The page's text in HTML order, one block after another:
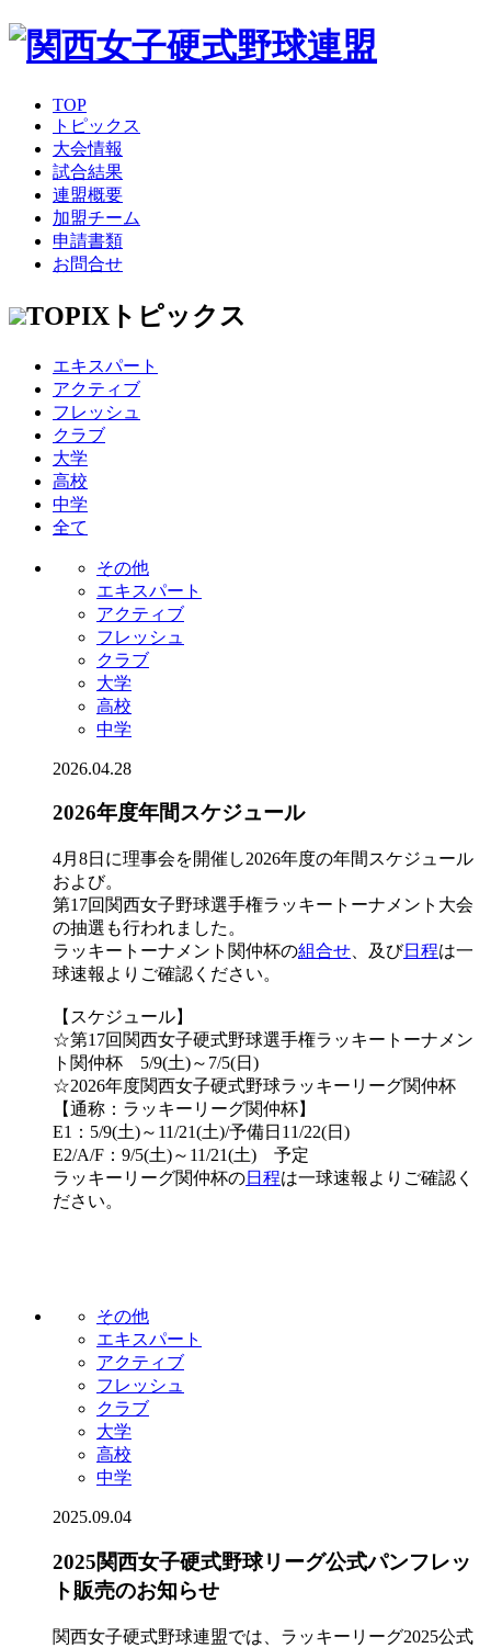
TOP
トピックス
大会情報
試合結果
連盟概要
加盟チーム
申請書類
お問合せ
TOPIX トピックス
エキスパート
アクティブ
フレッシュ
クラブ
大学
高校
中学
全て
その他
エキスパート
アクティブ
フレッシュ
クラブ
大学
高校
中学
2026.04.28
2026年度年間スケジュール
4月8日に理事会を開催し2026年度の年間スケジュール
および。
第17回関西女子野球選手権ラッキートーナメント大会
の抽選も行われました。
ラッキートーナメント関仲杯の組合せ 、及び日程は一
球速報よりご確認ください。
【スケジュール】
☆第17回関西女子硬式野球選手権ラッキートーナメン
ト関仲杯 5/9(土)～7/5(日)
☆2026年度関西女子硬式野球ラッキーリーグ関仲杯
【通称：ラッキーリーグ関仲杯】
E1：5/9(土)～11/21(土)/予備日11/22(日)
E2/A/F：9/5(土)～11/21(土) 予定
ラッキーリーグ関仲杯の日程は一球速報よりご確認く
ださい。
その他
エキスパート
アクティブ
フレッシュ
クラブ
大学
高校
中学
2025.09.04
2025関西女子硬式野球リーグ公式パンフレッ
ト販売のお知らせ
関西女子硬式野球連盟では、ラッキーリーグ2025公式